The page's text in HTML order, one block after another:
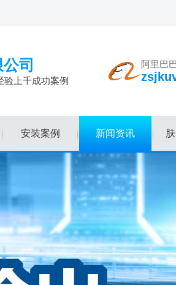
司
验上千成功案例
阿里巴
安装案例 新闻资讯